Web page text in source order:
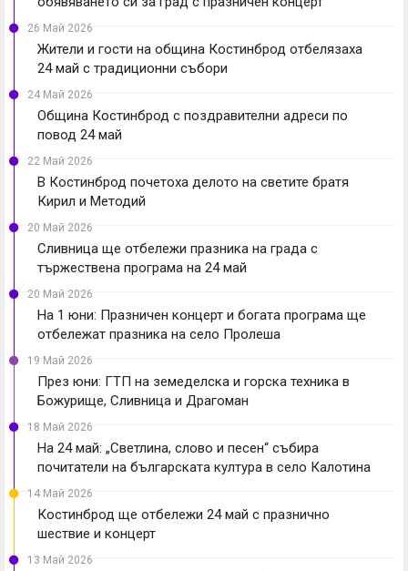
26 Май 2026
Жители и гости на община Костинброд отбелязаха
24 май с традиционни събори
24 Май 2026
Община Костинброд с поздравителни адреси по
повод 24 май
22 Май 2026
В Костинброд почетоха делото на светите братя
Кирил и Методий
20 Май 2026
Сливница ще отбележи празника на града с
тържествена програма на 24 май
20 Май 2026
На 1 юни: Празничен концерт и богата програма ще
отбележат празника на село Пролеша
19 Май 2026
През юни: ГТП на земеделска и горска техника в
Божурище, Сливница и Драгоман
18 Май 2026
На 24 май: „Светлина, слово и песен“ събира
почитатели на българската култура в село Калотина
14 Май 2026
Костинброд ще отбележи 24 май с празнично
шествие и концерт
13 Май 2026